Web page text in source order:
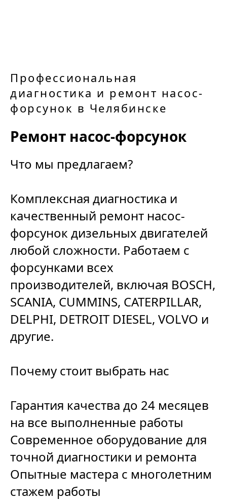
Профессиональная
диагностика и ремонт насос-
форсунок в Челябинске
Ремонт насос-форсунок
Что мы предлагаем?
Комплексная диагностика и
качественный ремонт насос-
форсунок дизельных двигателей
любой сложности. Работаем с
форсунками всех
производителей, включая BOSCH,
SCANIA, CUMMINS, CATERPILLAR,
DELPHI, DETROIT DIESEL, VOLVO и
другие.
Почему стоит выбрать нас
Гарантия качества до 24 месяцев
на все выполненные работы
Современное оборудование для
точной диагностики и ремонта
Опытные мастера с многолетним
стажем работы